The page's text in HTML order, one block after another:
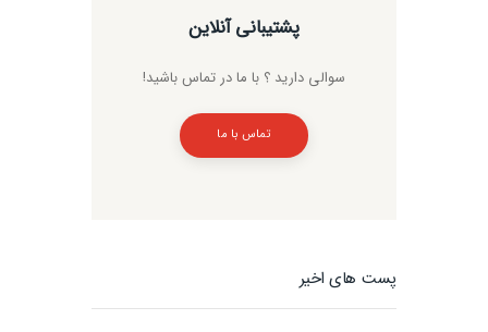
پشتیبانی آنلاین
سوالی دارید ؟ با ما در تماس باشید!
تماس با ما
پست های اخیر